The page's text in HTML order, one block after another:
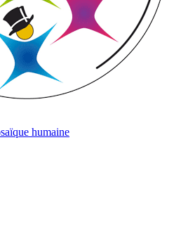
humaine